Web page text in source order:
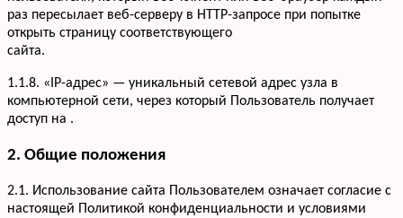
раз пересылает веб-серверу в HTTP-запросе при попытке
открыть страницу соответствующего
сайта.
1.1.8. «IP-адрес» — уникальный сетевой адрес узла в
компьютерной сети, через который Пользователь получает
доступ на .
2. Общие положения
2.1. Использование сайта Пользователем означает согласие с
настоящей Политикой конфиденциальности и условиями